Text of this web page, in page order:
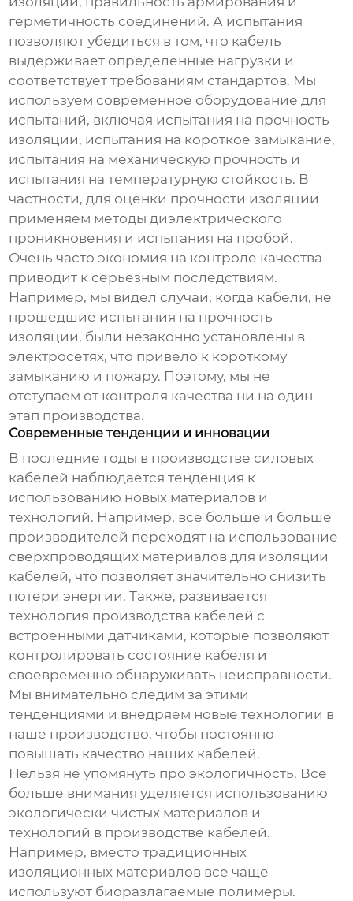
герметичность соединений. А испытания
позволяют убедиться в том, что кабель
выдерживает определенные нагрузки и
соответствует требованиям стандартов. Мы
используем современное оборудование для
испытаний, включая испытания на прочность
изоляции, испытания на короткое замыкание,
испытания на механическую прочность и
испытания на температурную стойкость. В
частности, для оценки прочности изоляции
применяем методы диэлектрического
проникновения и испытания на пробой.
Очень часто экономия на контроле качества
приводит к серьезным последствиям.
Например, мы видел случаи, когда кабели, не
прошедшие испытания на прочность
изоляции, были незаконно установлены в
электросетях, что привело к короткому
замыканию и пожару. Поэтому, мы не
отступаем от контроля качества ни на один
этап производства.
Современные тенденции и инновации
В последние годы в производстве силовых
кабелей наблюдается тенденция к
использованию новых материалов и
технологий. Например, все больше и больше
производителей переходят на использование
сверхпроводящих материалов для изоляции
кабелей, что позволяет значительно снизить
потери энергии. Также, развивается
технология производства кабелей с
встроенными датчиками, которые позволяют
контролировать состояние кабеля и
своевременно обнаруживать неисправности.
Мы внимательно следим за этими
тенденциями и внедряем новые технологии в
наше производство, чтобы постоянно
повышать качество наших кабелей.
Нельзя не упомянуть про экологичность. Все
больше внимания уделяется использованию
экологически чистых материалов и
технологий в производстве кабелей.
Например, вместо традиционных
изоляционных материалов все чаще
используют биоразлагаемые полимеры.